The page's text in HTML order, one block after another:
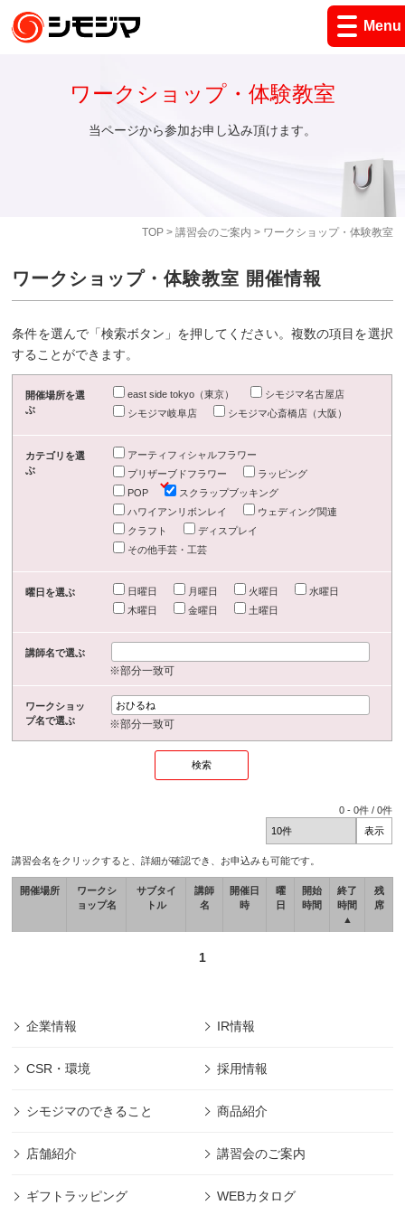
Menu
TOP> 講習会のご案内 > ワークショップ・体験教室
ワークショップ・体験教室
当ページから参加お申し込み頂けます。
ワークショップ・体験教室 開催情報
条件を選んで「検索ボタン」を押してください。複数の項目を選択
することができます。
開催場所を選
ぶ
east side tokyo（東京）
シモジマ名古屋店
シモジマ岐阜店
シモジマ心斎橋店（大阪）
カテゴリを選
ぶ
アーティフィシャルフラワー
プリザーブドフラワー
ラッピング
POP
スクラップブッキング
ハワイアンリボンレイ
ウェディング関連
クラフト
ディスプレイ
その他手芸・工芸
曜日を選ぶ 日曜日 月曜日 火曜日
水曜日
木曜日
金曜日 土曜日
講師名で選ぶ
※部分一致可
ワークショッ
プ名で選ぶ
※部分一致可
0 -0件 /0件
講習会名をクリックすると、詳細が確認でき、お申込みも可能です。
開催場所
ワークシ
ョップ名
サブタイ
トル
講師
名
開催日
時
曜
日
開始
時間
終了
時間
▲
残
席
1
企業情報 IR情報
CSR・環境 採用情報
シモジマのできること 商品紹介
店舗紹介 講習会のご案内
ギフトラッピング WEBカタログ